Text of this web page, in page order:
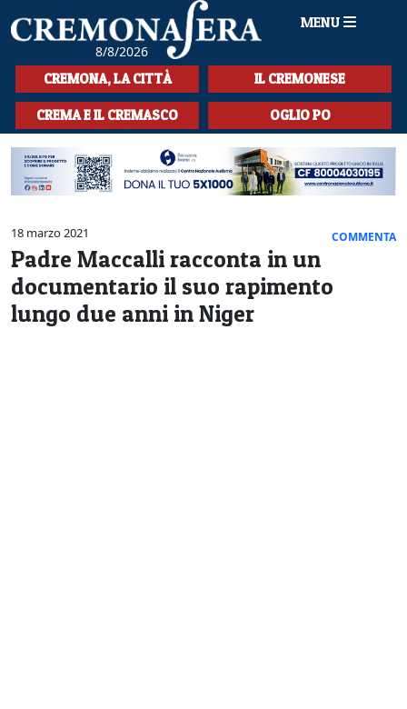
8/8/2026
MENU
HOME
CRONACA
SPORT
LA MUSICA
CULTURA
LA STORIA
SPETTACOLI
CREMONA, LA CITTÀ IL CREMONESE
CREMA E IL CREMASCO OGLIO PO
18 marzo 2021 COMMENTA
Padre Maccalli racconta in un
documentario il suo rapimento
lungo due anni in Niger